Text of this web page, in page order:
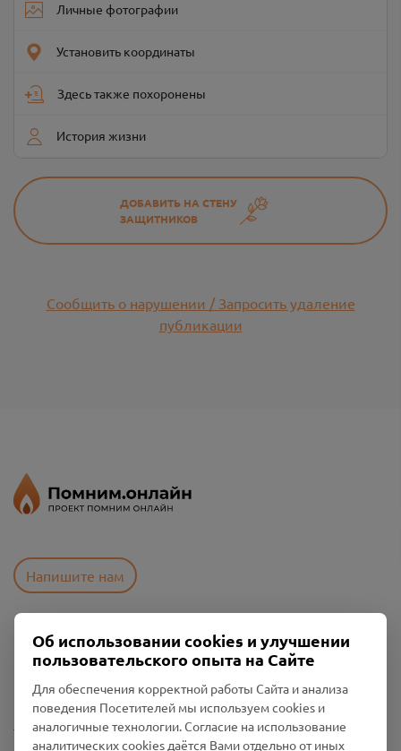
Личные фотографии
Установить координаты
Здесь также похоронены
История жизни
ДОБАВИТЬ НА СТЕНУ
ЗАЩИТНИКОВ
Сообщить о нарушении / Запросить удаление
публикации
Напишите нам
Пользовательское соглашение
Политика конфиденциальности
Промо-материалы
Настройки cookies
Об использовании cookies и улучшении
пользовательского опыта на Сайте
Для обеспечения корректной работы Сайта и анализа
поведения Посетителей мы используем cookies и
аналогичные технологии. Согласие на использование
аналитических cookies даётся Вами отдельно от иных